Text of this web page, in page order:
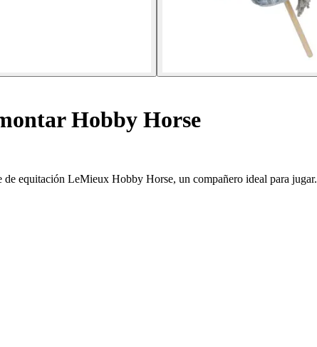
Hobby Horse
equitación LeMieux Hobby Horse, un compañero ideal para jugar.